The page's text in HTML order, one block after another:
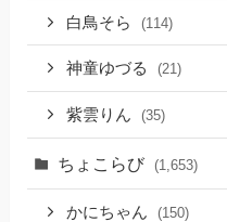
白鳥そら (114)
神童ゆづる (21)
紫雲りん (35)
ちょこらび (1,653)
かにちゃん (150)